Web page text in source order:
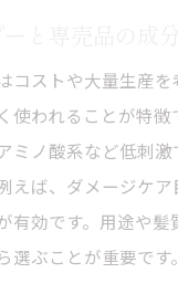
コストや大量生産
使われることが特徴
ミノ酸系など低刺
えば、ダメージケ
有効です。用途や髪
選ぶことが重要です。